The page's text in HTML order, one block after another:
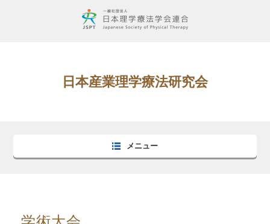
日本産業理学療法研究会
メニュー